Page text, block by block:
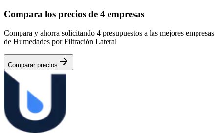
Compara los precios de 4 empresas
Compara y ahorra solicitando 4 presupuestos a las mejores empresas
de Humedades por Filtración Lateral
Comparar precios